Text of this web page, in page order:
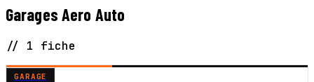
Garages Aero Auto
// 1 fiche
GARAGE